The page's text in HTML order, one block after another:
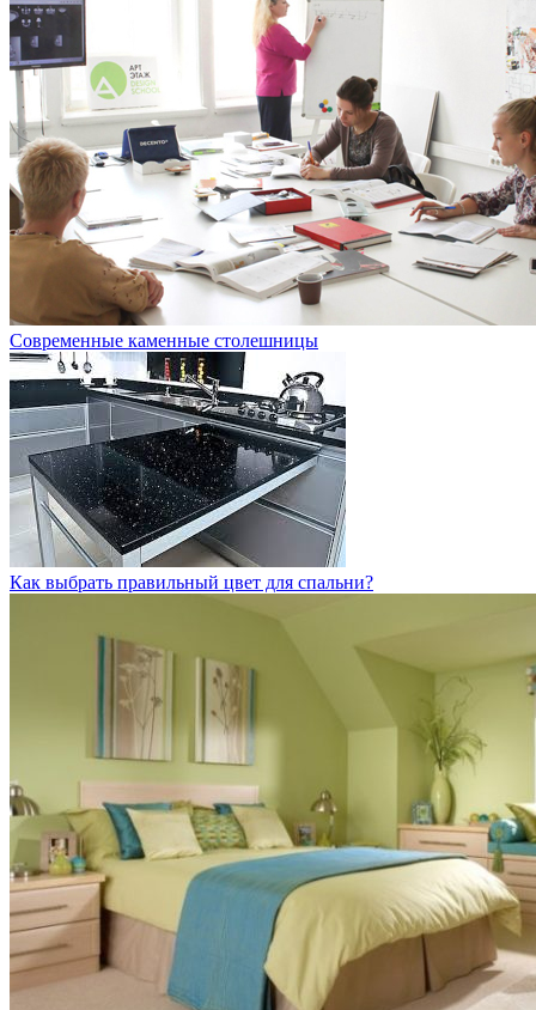
Современные каменные столешницы
Как выбрать правильный цвет для спальни?